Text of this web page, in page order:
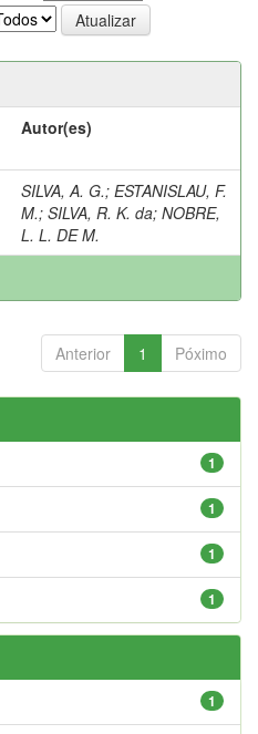
Autor(es)
SILVA, A. G.; ESTANISLAU, F.
M.; SILVA, R. K. da; NOBRE,
L. L. DE M.
Anterior 1 Póximo
1
1
1
1
1